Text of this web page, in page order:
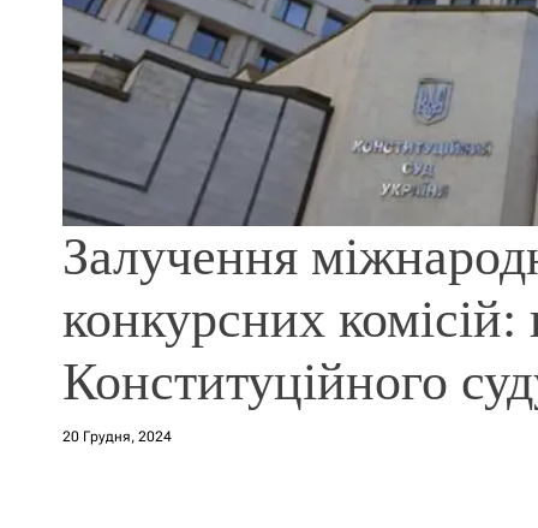
Залучення
конкурсних
Конституційного
20 Грудня, 2024